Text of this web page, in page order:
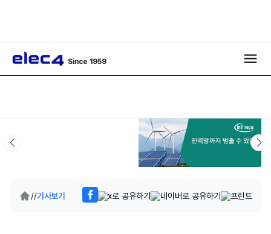
Since 1959
//기사보기